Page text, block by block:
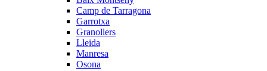
Camp de Tarragona
Garrotxa
Granollers
Lleida
Manresa
Osona